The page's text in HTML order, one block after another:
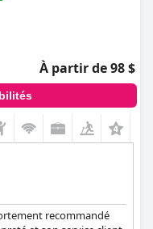
À partir de 98 $
recommandé